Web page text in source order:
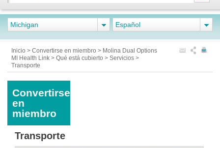
Michigan Español
Inicio > Convertirse en miembro > Molina Dual Options
MI Health Link > Qué está cubierto > Servicios >
Transporte
Convertirse
en
miembro
Transporte